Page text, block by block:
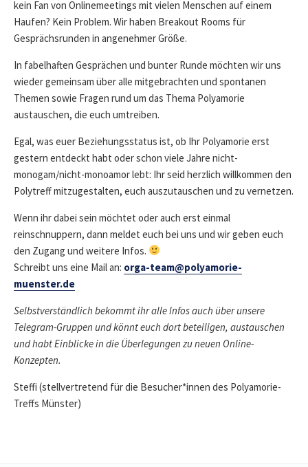
kein Fan von Onlinemeetings mit vielen Menschen auf einem
Haufen? Kein Problem. Wir haben Breakout Rooms für
Gesprächsrunden in angenehmer Größe.
In fabelhaften Gesprächen und bunter Runde möchten wir uns
wieder gemeinsam über alle mitgebrachten und spontanen
Themen sowie Fragen rund um das Thema Polyamorie
austauschen, die euch umtreiben.
Egal, was euer Beziehungsstatus ist, ob Ihr Polyamorie erst
gestern entdeckt habt oder schon viele Jahre nicht-
monogam/nicht-monoamor lebt: Ihr seid herzlich willkommen den
Polytreff mitzugestalten, euch auszutauschen und zu vernetzen.
Wenn ihr dabei sein möchtet oder auch erst einmal
reinschnuppern, dann meldet euch bei uns und wir geben euch
den Zugang und weitere Infos.
Schreibt uns eine Mail an: orga-team@polyamorie-
muenster.de
Selbstverständlich bekommt ihr alle Infos auch über unsere
Telegram-Gruppen und könnt euch dort beteiligen, austauschen
und habt Einblicke in die Überlegungen zu neuen Online-
Konzepten.
Steffi (stellvertretend für die Besucher*innen des Polyamorie-
Treffs Münster)